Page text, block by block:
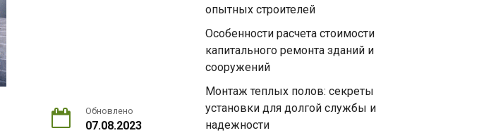
Обновлено
07.08.2023
опытных строителей
Особенности расчета стоимости
капитального ремонта зданий и
сооружений
Монтаж теплых полов: секреты
установки для долгой службы и
надежности